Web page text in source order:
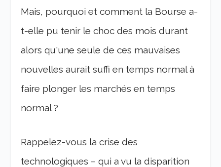
Mais, pourquoi et comment la Bourse a-
t-elle pu tenir le choc des mois durant
alors qu'une seule de ces mauvaises
nouvelles aurait suffi en temps normal à
faire plonger les marchés en temps
normal ?
Rappelez-vous la crise des
technologiques – qui a vu la disparition